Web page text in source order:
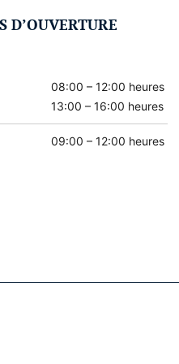
D’OUVERTURE
08:00 – 12:00 heures
13:00 – 16:00 heures
09:00 – 12:00 heures